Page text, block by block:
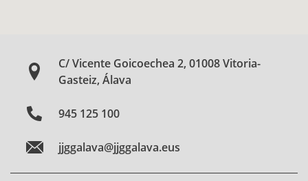
C/ Vicente Goicoechea 2, 01008 Vitoria-
Gasteiz, Álava
945 125 100
jjggalava@jjggalava.eus